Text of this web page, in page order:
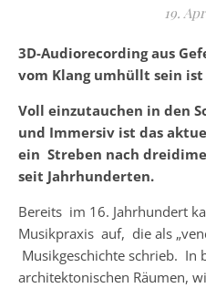
19.
3D-Audiorecording aus
vom Klang umhüllt sein ist
Voll einzutauchen in den
und Immersiv ist das
ein Streben nach
seit Jahrhunderten.
Bereits im 16. Jahrhundert
Musikpraxis auf, die als
Musikgeschichte schrieb. In
architektonischen Räumen,